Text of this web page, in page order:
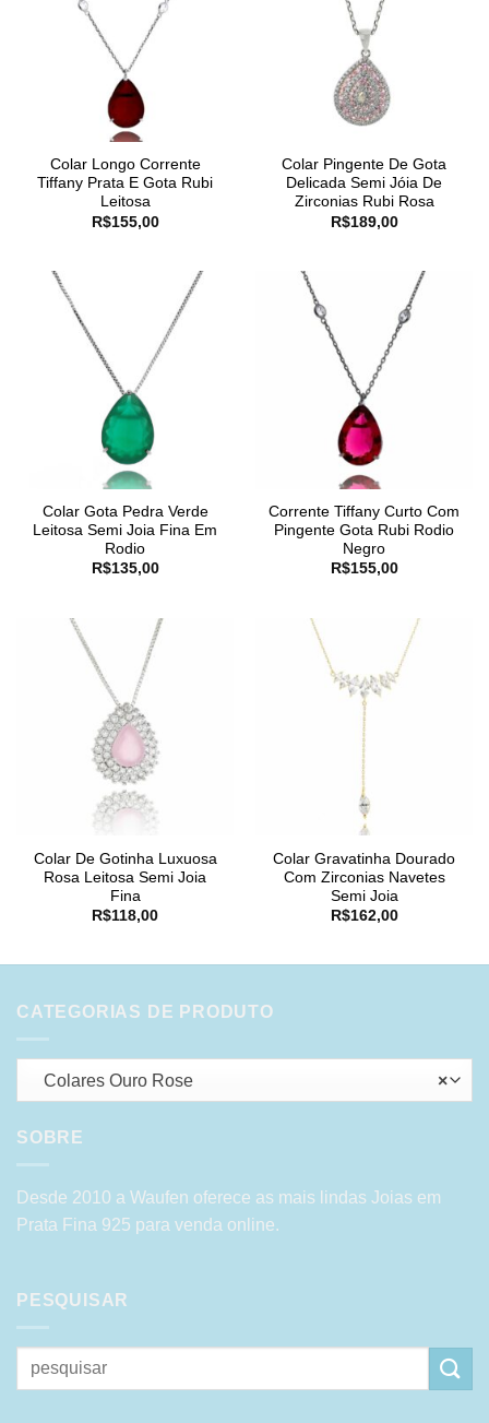
Colar Longo Corrente
Tiffany Prata E Gota Rubi
Leitosa
R$155,00
Colar Pingente De Gota
Delicada Semi Jóia De
Zirconias Rubi Rosa
R$189,00
Colar Gota Pedra Verde
Leitosa Semi Joia Fina Em
Rodio
R$135,00
Corrente Tiffany Curto Com
Pingente Gota Rubi Rodio
Negro
R$155,00
Colar De Gotinha Luxuosa
Rosa Leitosa Semi Joia
Fina
R$118,00
Colar Gravatinha Dourado
Com Zirconias Navetes
Semi Joia
R$162,00
CATEGORIAS DE PRODUTO
×
Colares Ouro Rose
SOBRE
Desde 2010 a Waufen oferece as mais lindas Joias em
Prata Fina 925 para venda online.
PESQUISAR
Pesquisar
por: